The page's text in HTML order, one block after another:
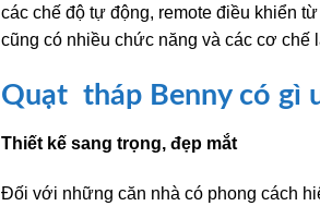
các chế độ tự động, remote điều khiển
cũng có nhiều chức năng và các cơ chế
Quạt tháp Benny có gì
Thiết kế sang trọng, đẹp mắt
Đối với những căn nhà có phong cách